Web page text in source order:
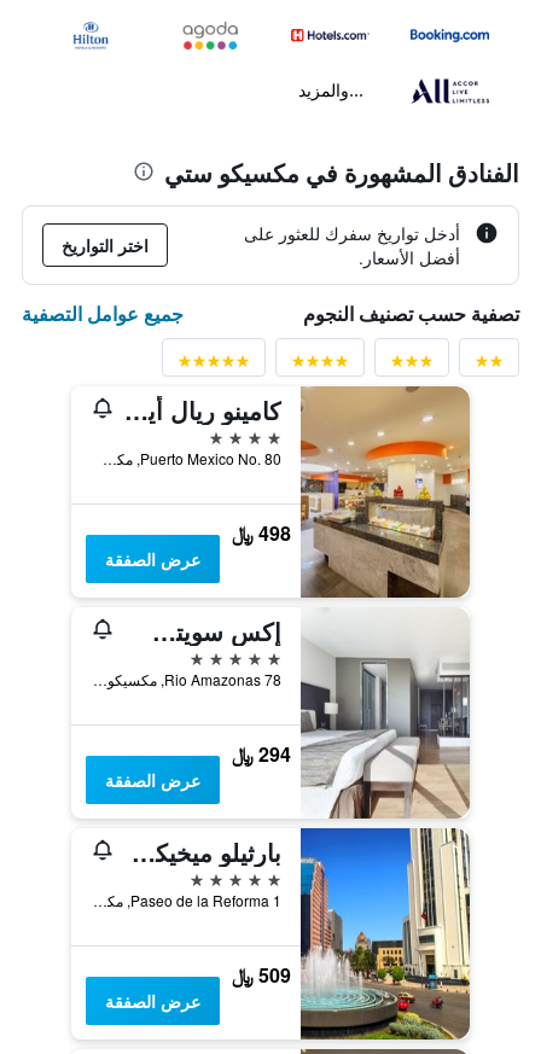
...والمزيد
الفنادق المشهورة في مكسيكو ستي
أدخل تواريخ سفرك للعثور على
أفضل الأسعار.
اختر التواريخ
تصفية حسب تصنيف النجوم جميع عوامل التصفية
كامينو ريال أيروبويرتو مكسيكو
4 نجوم
Puerto Mexico No. 80, مكسيكو ستي, ولاية مقاطعة مدينة مكسيكو الفيدرالية, المكسيك
498 ﷼
عرض الصفقة
إكس سويتس ريفورما
5 نجوم
Rio Amazonas 78, مكسيكو ستي, ولاية مقاطعة مدينة مكسيكو الفيدرالية, المكسيك
294 ﷼
عرض الصفقة
بارثيلو ميخيكو ريفورما
5 نجوم
Paseo de la Reforma 1, مكسيكو ستي, ولاية مقاطعة مدينة مكسيكو الفيدرالية, المكسيك
509 ﷼
عرض الصفقة